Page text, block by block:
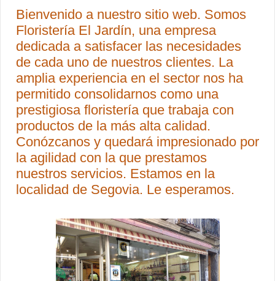
Bienvenido a nuestro sitio web. Somos
Floristería El Jardín, una empresa
dedicada a satisfacer las necesidades
de cada uno de nuestros clientes. La
amplia experiencia en el sector nos ha
permitido consolidarnos como una
prestigiosa floristería que trabaja con
productos de la más alta calidad.
Conózcanos y quedará impresionado por
la agilidad con la que prestamos
nuestros servicios. Estamos en la
localidad de Segovia. Le esperamos.